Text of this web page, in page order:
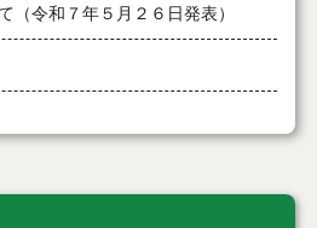
（令和７年５月２６日発表）